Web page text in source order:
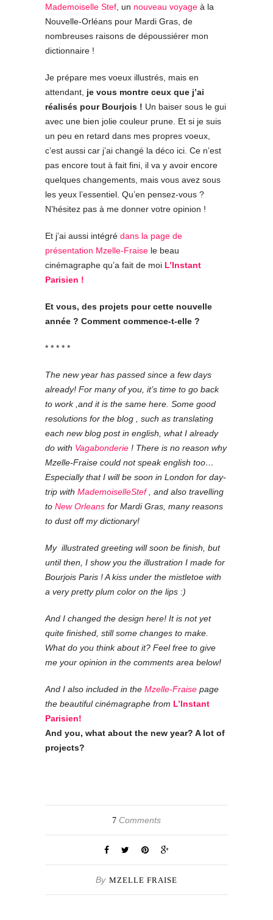
Mademoiselle Stef, un nouveau voyage à la
Nouvelle-Orléans pour Mardi Gras, de
nombreuses raisons de dépoussiérer mon
dictionnaire !
Je prépare mes voeux illustrés, mais en
attendant, je vous montre ceux que j’ai
réalisés pour Bourjois ! Un baiser sous le gui
avec une bien jolie couleur prune. Et si je suis
un peu en retard dans mes propres voeux,
c’est aussi car j’ai changé la déco ici. Ce n’est
pas encore tout à fait fini, il va y avoir encore
quelques changements, mais vous avez sous
les yeux l’essentiel. Qu’en pensez-vous ?
N’hésitez pas à me donner votre opinion !
Et j’ai aussi intégré dans la page de
présentation Mzelle-Fraise le beau
cinémagraphe qu’a fait de moi L’Instant
Parisien !
Et vous, des projets pour cette nouvelle
année ? Comment commence-t-elle ?
* * * * *
The new year has passed since a few days
already! For many of you, it’s time to go back
to work ,and it is the same here. Some good
resolutions for the blog , such as translating
each new blog post in english, what I already
do with Vagabonderie ! There is no reason why
Mzelle-Fraise could not speak english too…
Especially that I will be soon in London for day-
trip with MademoiselleStef, and also travelling
to New Orleans for Mardi Gras, many reasons
to dust off my dictionary!
My illustrated greeting will soon be finish, but
until then, I show you the illustration I made ​​for
Bourjois Paris ! A kiss under the mistletoe with
a very pretty plum color on the lips :)
And I changed the design here! It is not yet
quite finished, still some changes to make.
What do you think about it? Feel free to give
me your opinion in the comments area below!
And I also included in the Mzelle-Fraise page
the beautiful cinémagraphe from L’Instant
Parisien!
And you, what about the new year? A lot of
projects?
7 Comments
By MZELLE FRAISE